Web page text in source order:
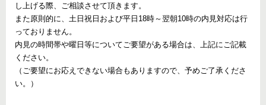
し上げる際、ご相談させて頂きます。
また原則的に、土日祝日および平日18時～翌朝10時の内見対応は行
っておりません。
内見の時間帯や曜日等についてご要望がある場合は、上記にご記載
ください。
（ご要望にお応えできない場合もありますので、予めご了承くださ
い。）